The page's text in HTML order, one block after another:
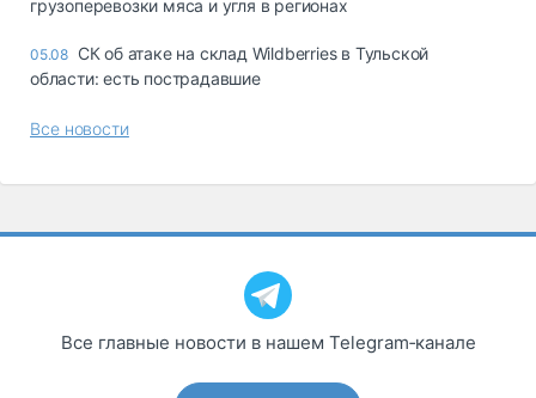
грузоперевозки мяса и угля в регионах
05.08 СК об атаке на склад Wildberries в Тульской
области: есть пострадавшие
Все новости
Все главные новости в нашем Telegram‑канале